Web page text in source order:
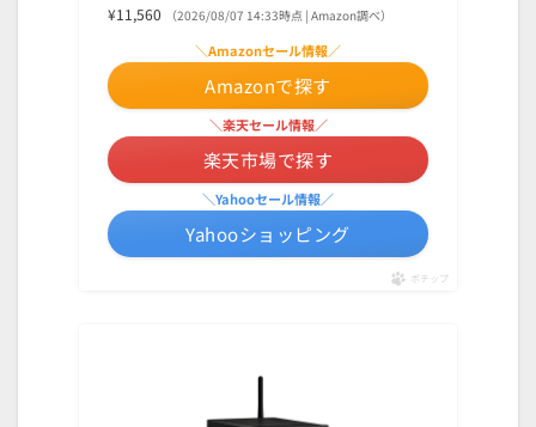
¥11,560 （2026/08/07 14:33時点 | Amazon調べ）
＼Amazonセール情報／
Amazonで探す
＼楽天セール情報／
楽天市場で探す
＼Yahooセール情報／
Yahooショッピング
ポチップ